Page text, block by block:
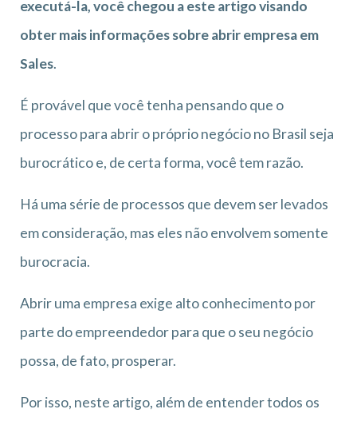
executá-la, você chegou a este artigo visando
obter mais informações sobre abrir empresa em
Sales.
É provável que você tenha pensando que o
processo para abrir o próprio negócio no Brasil seja
burocrático e, de certa forma, você tem razão.
Há uma série de processos que devem ser levados
em consideração, mas eles não envolvem somente
burocracia.
Abrir uma empresa exige alto conhecimento por
parte do empreendedor para que o seu negócio
possa, de fato, prosperar.
Por isso, neste artigo, além de entender todos os